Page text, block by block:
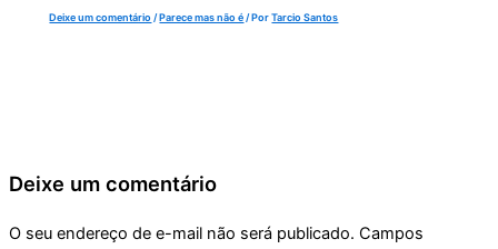
Deixe um comentário /Parece mas não é/ PorTarcio Santos
Deixe um comentário
O seu endereço de e-mail não será publicado. Campos